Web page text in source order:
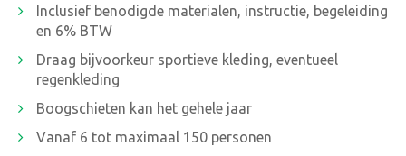
Inclusief benodigde materialen, instructie, begeleiding
en 6% BTW
Draag bijvoorkeur sportieve kleding, eventueel
regenkleding
Boogschieten kan het gehele jaar
Vanaf 6 tot maximaal 150 personen